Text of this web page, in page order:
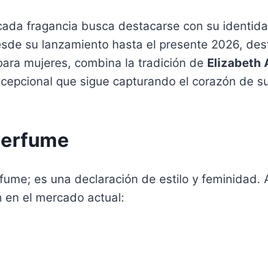
fragancia busca destacarse con su
su lanzamiento hasta el presente 2026,
mujeres, combina la tradición de Elizabeth
que sigue capturando el corazón de
es una declaración de estilo y feminidad.
el mercado actual: